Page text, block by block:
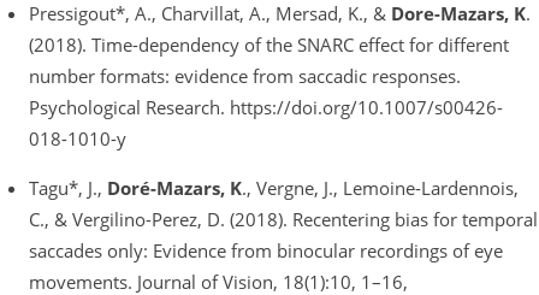
Pressigout*, A., Charvillat, A., Mersad, K., & Dore-Mazars, K.
(2018). Time-dependency of the SNARC effect for different
number formats: evidence from saccadic responses.
Psychological Research. https://doi.org/10.1007/s00426-
018-1010-y
Tagu*, J., Doré-Mazars, K., Vergne, J., Lemoine-Lardennois,
C., & Vergilino-Perez, D. (2018). Recentering bias for temporal
saccades only: Evidence from binocular recordings of eye
movements. Journal of Vision, 18(1):10, 1–16,